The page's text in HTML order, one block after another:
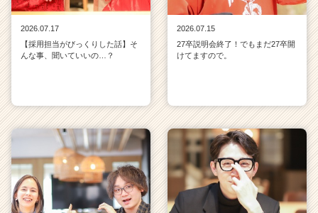
2026.07.17
【採用担当がびっくりした話】そ
んな事、聞いていいの…？
2026.07.15
27卒説明会終了！でもまだ27卒開
けてますので。